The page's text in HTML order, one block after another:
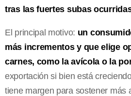
tras las fuertes subas
El principal motivo: un
más incrementos y que elige
carnes, como la avícola o la
exportación si bien está
tiene margen para sostener más